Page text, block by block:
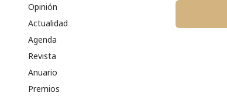
Opinión
Actualidad
Agenda
Revista
Anuario
Premios